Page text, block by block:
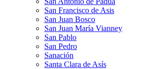
San Francisco de Asis
San Juan Bosco
San Juan María Vianney
San Pablo
San Pedro
Sanación
Santa Clara de Asís